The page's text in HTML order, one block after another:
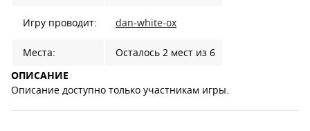
Игру проводит: dan-white-ox
Места: Осталось 2 мест из 6
ОПИСАНИЕ
Описание доступно только участникам игры.